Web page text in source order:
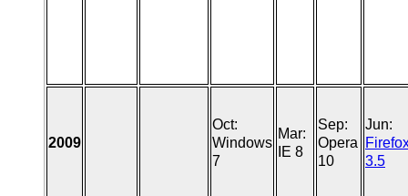
2009
Oct:
Windows
7
Mar:
IE 8
Sep:
Opera
10
Jun:
3.5